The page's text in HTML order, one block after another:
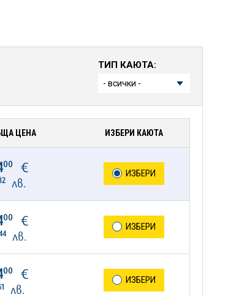
ТИП КАЮТА:
ЦЕНА ИЗБЕРИ КАЮТА
00€
лв.
ИЗБЕРИ
00€
лв.
ИЗБЕРИ
00€
лв.
ИЗБЕРИ